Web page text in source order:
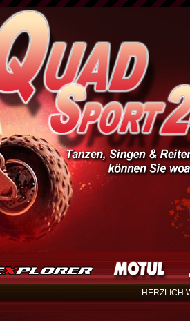
..:: HERZLICH